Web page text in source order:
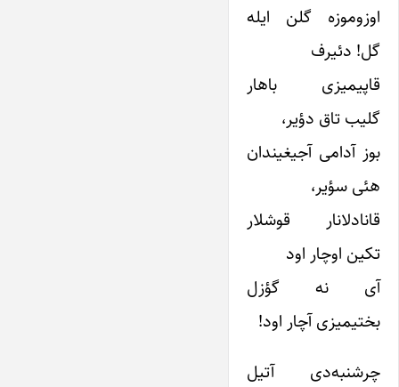
اوزوموزه‌ گلن ایله
گل! دئیرف
قاپیمیزی باهار
گلیب تاق دؤیر،
بوز آدامی آجیغیندان
هئی سؤیر،
قانادلانار قوشلار
تکین اوچار اود
آی نه گؤزل
بختیمیزی آچار اود!
چرشنبه‌دی آتیل